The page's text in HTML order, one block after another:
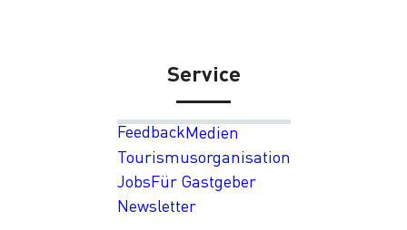
Service
FeedbackMedien
Tourismusorganisation
JobsFür Gastgeber
Newsletter